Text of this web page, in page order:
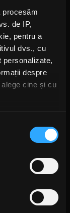
procesăm
de IP,
pentru a
dvs., cu
personalizate,
despre
cine și cu
locația dvs.
l în mod
la
secțiunea